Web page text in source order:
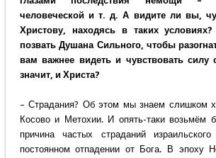
человеческой и т. д. А видите ли вы,
Христову, находясь в таких
позвать Душана Сильного, чтобы
вам важнее видеть и чувствовать силу
значит, и Христа?
– Страдания? Об этом мы знаем слишком
Косово и Метохии. И опять-таки возьмём
причина частых страданий
постоянном отпадении от Бога. В эпоху